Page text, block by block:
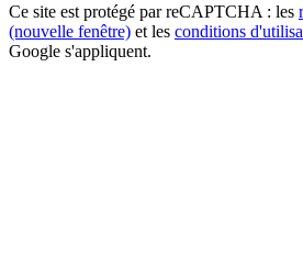
Ce site est protégé par reCAPTCHA : les
(nouvelle fenêtre) et les conditions
Google s'appliquent.